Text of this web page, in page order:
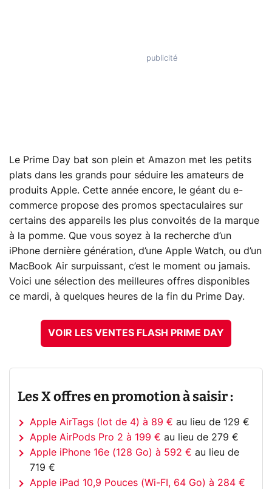
Le Prime Day bat son plein et Amazon met les petits
plats dans les grands pour séduire les amateurs de
produits Apple. Cette année encore, le géant du e-
commerce propose des promos spectaculaires sur
certains des appareils les plus convoités de la marque
à la pomme. Que vous soyez à la recherche d’un
iPhone dernière génération, d’une Apple Watch, ou d’un
MacBook Air surpuissant, c’est le moment ou jamais.
Voici une sélection des meilleures offres disponibles
ce mardi, à quelques heures de la fin du Prime Day.
VOIR LES VENTES FLASH PRIME DAY
Les X offres en promotion à saisir :
Apple AirTags (lot de 4) à 89 € au lieu de 129 €
Apple AirPods Pro 2 à 199 € au lieu de 279 €
Apple iPhone 16e (128 Go) à 592 € au lieu de
719 €
Apple iPad 10,9 Pouces (Wi-FI, 64 Go) à 284 €